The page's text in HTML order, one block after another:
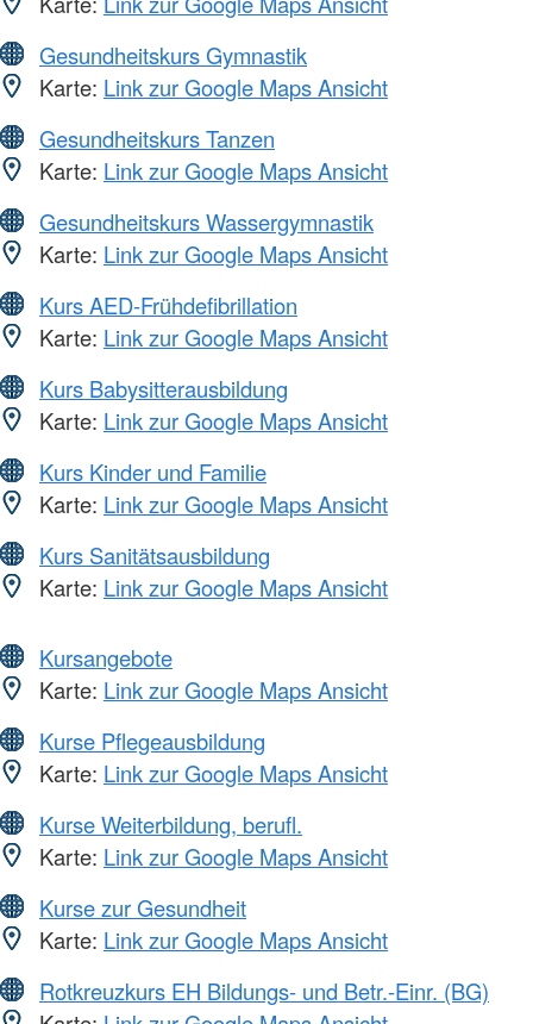
Gesundheitskurs Gymnastik
Karte: Link zur Google Maps Ansicht
Gesundheitskurs Tanzen
Karte: Link zur Google Maps Ansicht
Gesundheitskurs Wassergymnastik
Karte: Link zur Google Maps Ansicht
Kurs AED-Frühdefibrillation
Karte: Link zur Google Maps Ansicht
Kurs Babysitterausbildung
Karte: Link zur Google Maps Ansicht
Kurs Kinder und Familie
Karte: Link zur Google Maps Ansicht
Kurs Sanitätsausbildung
Karte: Link zur Google Maps Ansicht
Kursangebote
Karte: Link zur Google Maps Ansicht
Kurse Pflegeausbildung
Karte: Link zur Google Maps Ansicht
Kurse Weiterbildung, berufl.
Karte: Link zur Google Maps Ansicht
Kurse zur Gesundheit
Karte: Link zur Google Maps Ansicht
Rotkreuzkurs EH Bildungs- und Betr.-Einr. (BG)